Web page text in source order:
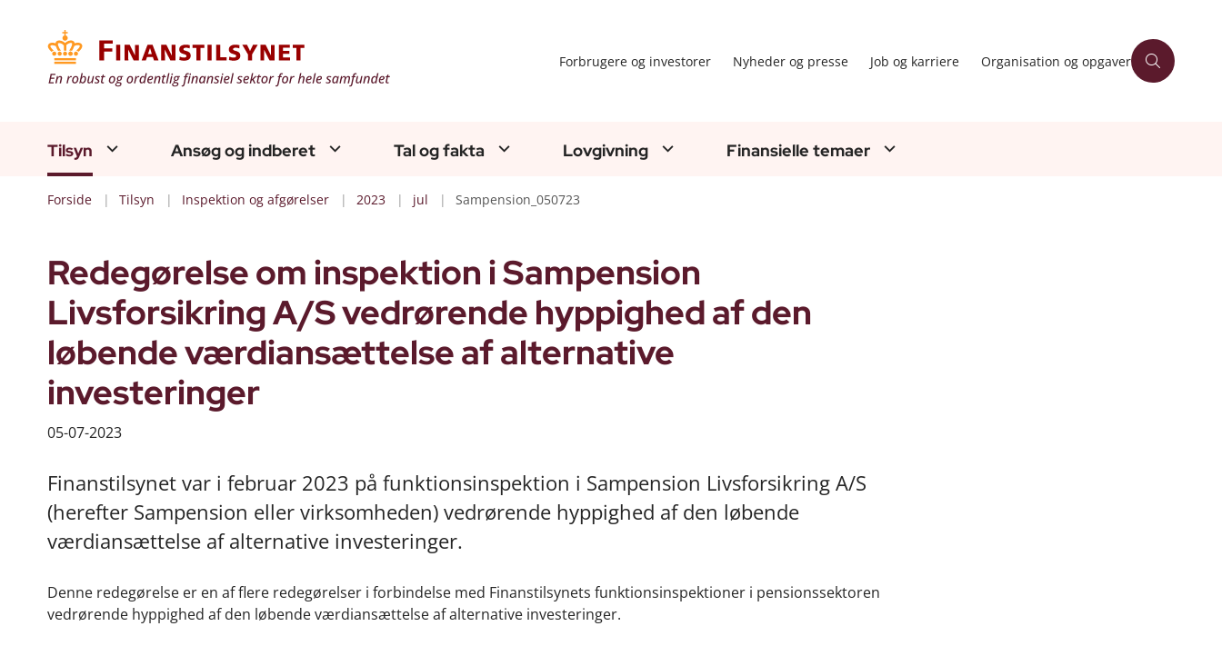
Forbrugere og investorer Nyheder og presse Job og karriere Organisation og opgaver
Tilsyn Ansøg og indberet Tal og fakta Lovgivning Finansielle temaer
Forside Tilsyn Inspektion og afgørelser 2023 jul Sampension_050723
Redegørelse om inspektion i Sampension
Livsforsikring A/S vedrørende hyppighed af den
løbende værdiansættelse af alternative
investeringer
05-07-2023
Finanstilsynet var i februar 2023 på funktionsinspektion i Sampension Livsforsikring A/S
(herefter Sampension eller virksomheden) vedrørende hyppighed af den løbende
værdiansættelse af alternative investeringer.
Denne redegørelse er en af flere redegørelser i forbindelse med Finanstilsynets funktionsinspektioner i pensionssektoren
vedrørende hyppighed af den løbende værdiansættelse af alternative investeringer.